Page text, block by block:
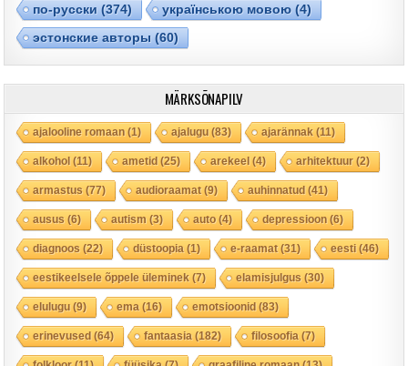
по-русски (374) українською мовою (4)
эстонские авторы (60)
MÄRKSÕNAPILV
ajalooline romaan(1) ajalugu(83) ajarännak (11)
alkohol(11) ametid(25) arekeel(4) arhitektuur(2)
armastus (77) audioraamat(9) auhinnatud(41)
ausus (6) autism (3) auto(4) depressioon(6)
diagnoos (22) düstoopia (1) e-raamat(31) eesti(46)
eestikeelsele õppele üleminek (7) elamisjulgus (30)
elulugu(9) ema (16) emotsioonid(83)
erinevused(64) fantaasia (182) filosoofia (7)